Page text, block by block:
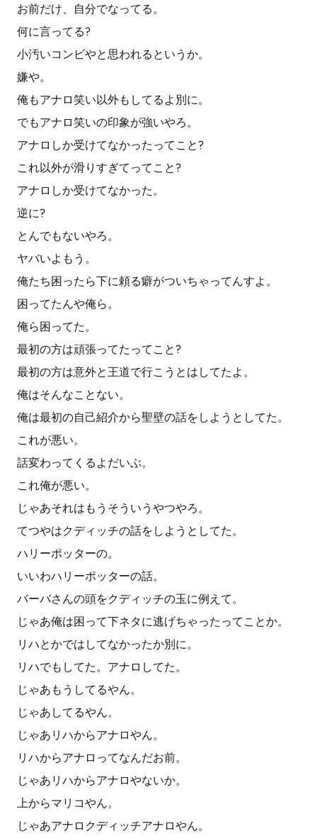
お前だけ、自分でなってる。
何に言ってる?
小汚いコンビやと思われるというか。
嫌や。
俺もアナロ笑い以外もしてるよ別に。
でもアナロ笑いの印象が強いやろ。
アナロしか受けてなかったってこと?
これ以外が滑りすぎてってこと?
アナロしか受けてなかった。
逆に?
とんでもないやろ。
ヤバいよもう。
俺たち困ったら下に頼る癖がついちゃってんすよ。
困ってたんや俺ら。
俺ら困ってた。
最初の方は頑張ってたってこと?
最初の方は意外と王道で行こうとはしてたよ。
俺はそんなことない。
俺は最初の自己紹介から聖壁の話をしようとしてた。
これが悪い。
話変わってくるよだいぶ。
これ俺が悪い。
じゃあそれはもうそういうやつやろ。
てつやはクディッチの話をしようとしてた。
ハリーポッターの。
いいわハリーポッターの話。
バーバさんの頭をクディッチの玉に例えて。
じゃあ俺は困って下ネタに逃げちゃったってことか。
リハとかではしてなかったか別に。
リハでもしてた。アナロしてた。
じゃあもうしてるやん。
じゃあしてるやん。
じゃあリハからアナロやん。
リハからアナロってなんだお前。
じゃあリハからアナロやないか。
上からマリコやん。
じゃあアナロクディッチアナロやん。